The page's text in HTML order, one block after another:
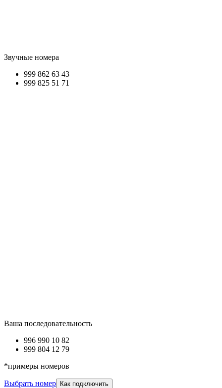
Звучные номера
999 862 63 43
999 825 51 71
Ваша последовательность
996 990 10 82
999 804 12 79
*примеры номеров
Выбрать номер Как подключить